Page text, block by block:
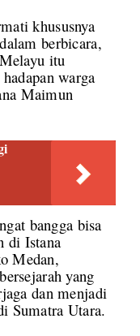
khususnya
berbicara,
itu
warga
Maimun
bangga bisa
di Istana
Medan,
yang
dan menjadi
Sumatra Utara.